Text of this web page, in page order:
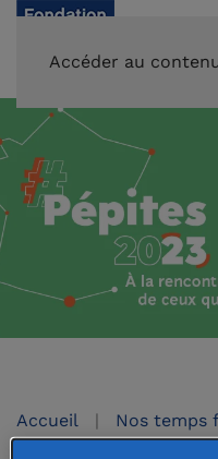
Accéder au
Accueil Nos temps